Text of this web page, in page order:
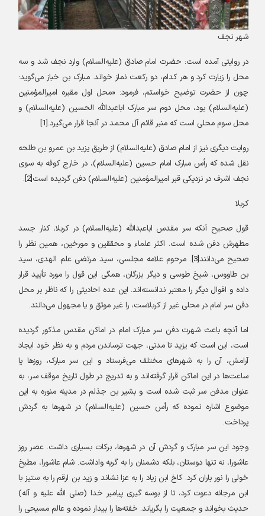
شهر نجف
در روایتی آمده است: حضرت امام صادق (علیه‌السلام) وارد نجف شد و سه
محل را زیارت کرد و هر کدام، دو رکعت نماز خواند. مبارک بن خباز می‌گوید:
چون از حضرت توضیح خواستم، فرمود: «محل اول مقبره امیرالمؤمنین
(علیه‌السلام)بود، محل دوم سر مبارک اباعبدالله الحسین (علیه‌السلام) و
محل سوم محلی است که منبر قائم آل محمد در آنجا قرار می‌گیرد.[1 ]
روایت دیگری نیز از امام صادق (علیه‌السلام) از طریق یزید بن عمرو بن طلحه
نقل شده که رأس مبارک امام حسین (علیه‌السلام)، در خارج کوفه به سوی
نجف اشرف در نزدیکی قبر امیرالمؤمنین (علیه‌السلام) دفن گردیده است[2 ].
کربلا
قول صحیح آنکه سر مقدس اباعبدالله (علیه‌السلام) در کربلا، کنار جسد
مطهرش دفن شده است. اکثر علماء و محققین و مورخین، همین نظر را
صحیح می‌دانند[3]. مرحوم علامه مجلسی، سید مرتضی علم الهدی، سید
بن طاووس، شیخ طوسی و دیگر بزرگان، همگی این قول را مورد تأیید قرار
داده و اقوال دیگر را معتبر ندانسته‌اند. این عده احادیثی را که ناظر بر محل
دفن سر امام در محلی غیر از کربلاست، را غیر موثق و یا مجهول می‌دانند.
اما آنچه باعث شهرت دفن سر مبارک امام در اماکن مقدس مذکور گردیده
است، این است که یزید تا مدتی، جهت ترساندن مردم و به نظر خود ایجاد
آرامش، آن را به شهرهای مختلف می‌فرستاد و این سر مبارک، روزها یا
ساعت‌ها در این اماکن قرار گرفته‌اند و به تدریج در طول تاریخ موقف سر، به
عنوان مدفن سر ثبت شده است و بشیر بن جذلم در مدینه منوره به این
موضوع اشاره نموده که رأس حسین (علیه‌السلام) در شهرها به گردش
پرداخت.
وجود این سر مبارک و گردش آن در شهرها، برکات بسیاری داشت. عصر روز
عاشورا، نه تنها دوستان، بلکه دشمنان را به گریه واداشت. شام عاشورا، مطبخ
خولی را نور باران کرد. کاخ ابن زیاد را به عزا نشاند و زید بن ارقم را به ستیز با
ابن مرجانه دعوت کرد، تا از بوسه گیری پیامبر خدا (صلی الله علیه و آله)
حدیث بخواند و جمعیت را بگریاند. خفته‌ها را بیدار نموده و عالم مسیحی را